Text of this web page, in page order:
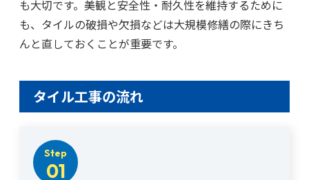
も大切です。美観と安全性・耐久性を維持するために
も、タイルの破損や欠損などは大規模修繕の際にきち
んと直しておくことが重要です。
タイル工事の流れ
Step
01